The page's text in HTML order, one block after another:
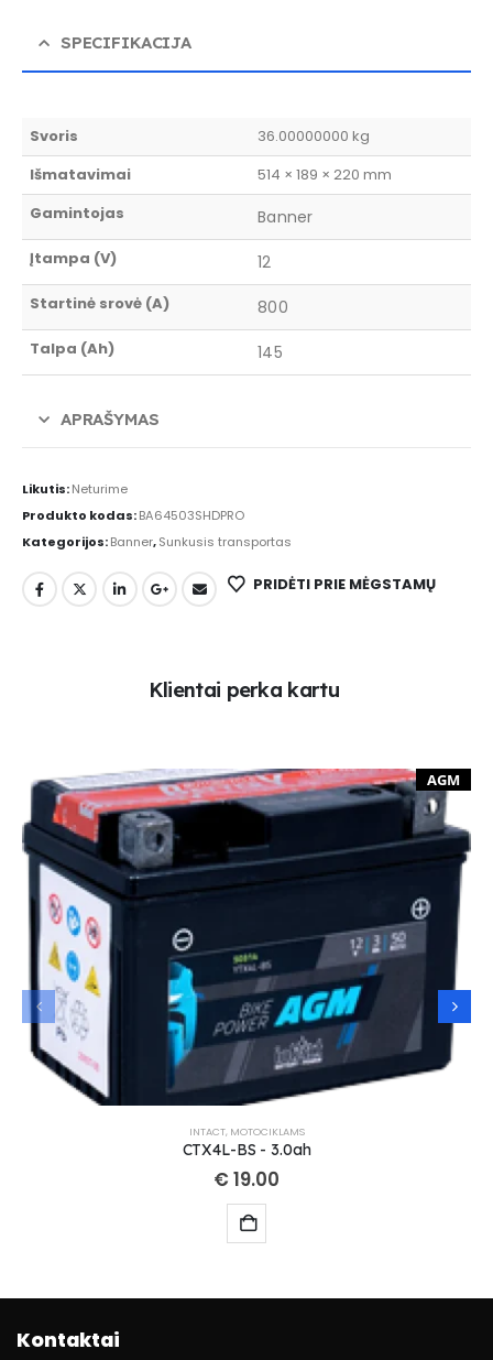
SPECIFIKACIJA
Svoris
36.00000000 kg
Išmatavimai
514 × 189 × 220 mm
Gamintojas
Banner
Įtampa (V) 12
Startinė srovė (A) 800
Talpa (Ah) 145
APRAŠYMAS
Likutis:Neturime
Produkto kodas:BA64503SHDPRO
Kategorijos:Banner,Sunkusis transportas
PRIDĖTI PRIE MĖGSTAMŲ
Klientai perka kartu
AGM
INTACT, MOTOCIKLAMS
CTX4L-BS - 3.0ah
€ 19.00
Kontaktai